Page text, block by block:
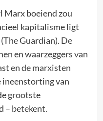
Marx boeiend zou
kapitalisme ligt
Guardian). De
en waarzeggers van
en de marxisten
ineenstorting van
grootste
– betekent.